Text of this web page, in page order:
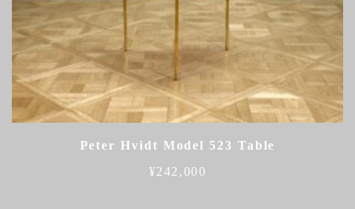
Peter Hvidt Model 523 Table
¥242,000